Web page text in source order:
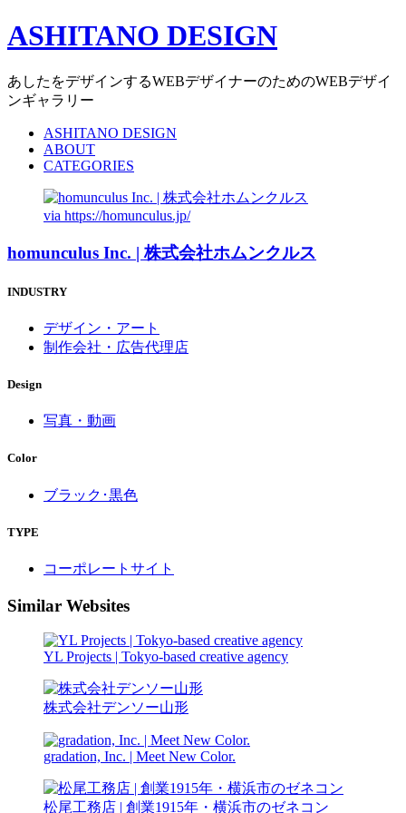
ASHITANO DESIGN
あしたをデザインするWEBデザイナーのためのWEBデザイ
ンギャラリー
ASHITANO DESIGN
ABOUT
CATEGORIES
via https://homunculus.jp/
homunculus Inc. | 株式会社ホムンクルス
INDUSTRY
デザイン・アート
制作会社・広告代理店
Design
写真・動画
Color
ブラック･黒色
TYPE
コーポレートサイト
Similar Websites
YL Projects | Tokyo-based creative agency
株式会社デンソー山形
gradation, Inc. | Meet New Color.
松尾工務店 | 創業1915年・横浜市のゼネコン